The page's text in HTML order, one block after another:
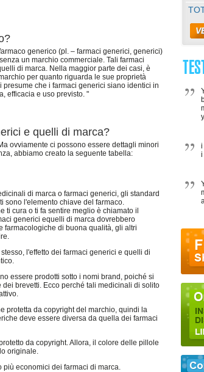
generico (pl. – farmaci generici, generici)
un marchio commerciale. Tali farmaci
di marca. Nella maggior parte dei casi, è
per quanto riguarda le sue proprietà
che i farmaci generici siano identici in
efficacia e uso previsto. "
e quelli di marca?
ovviamente ci possono essere dettagli minori
abbiamo creato la seguente tabella:
di marca o farmaci generici, gli standard
sono l'elemento chiave del farmaco.
ti cura o ti fa sentire meglio è chiamato il
generici equelli di marca dovrebbero
farmacologiche di buona qualità, gli altri
l'effetto dei farmaci generici e quelli di
essere prodotti sotto i nomi brand, poiché si
brevetti. Ecco perché tali medicinali di solito
protetta da copyright del marchio, quindi la
deve essere diversa da quella dei farmaci
da copyright. Allora, il colore delle pillole
originale.
più economici dei farmaci di marca.
i
i